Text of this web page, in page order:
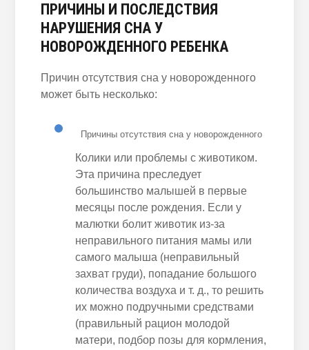
ПРИЧИНЫ И ПОСЛЕДСТВИЯ
НАРУШЕНИЯ СНА У
НОВОРОЖДЕННОГО РЕБЕНКА
Причин отсутствия сна у новорожденного
может быть несколько:
Причины отсутствия сна у новорожденного
Колики или проблемы с животиком.
Эта причина преследует
большинство малышей в первые
месяцы после рождения. Если у
малютки болит животик из-за
неправильного питания мамы или
самого малыша (неправильный
захват груди), попадание большого
количества воздуха и т. д., то решить
их можно подручными средствами
(правильный рацион молодой
матери, подбор позы для кормления,